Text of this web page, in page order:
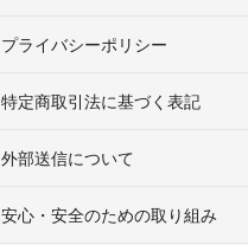
プライバシーポリシー
特定商取引法に基づく表記
外部送信について
安心・安全のための取り組み